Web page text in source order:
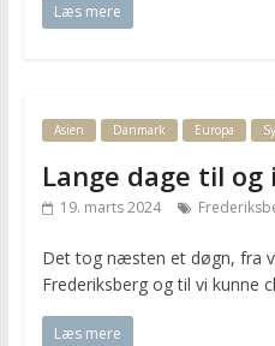
Læs mere
Asien Danmark Europa
Lange dage til og
19. marts 2024
Det tog næsten et døgn, fra
Frederiksberg og til vi kunne
Læs mere